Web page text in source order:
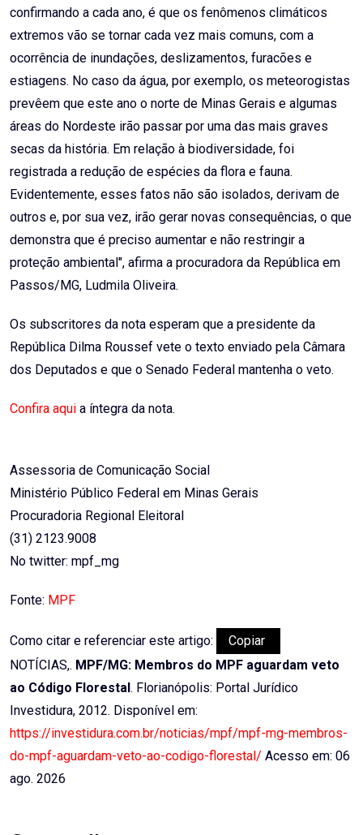
confirmando a cada ano, é que os fenômenos climáticos
extremos vão se tornar cada vez mais comuns, com a
ocorrência de inundações, deslizamentos, furacões e
estiagens. No caso da água, por exemplo, os meteorogistas
prevêem que este ano o norte de Minas Gerais e algumas
áreas do Nordeste irão passar por uma das mais graves
secas da história. Em relação à biodiversidade, foi
registrada a redução de espécies da flora e fauna.
Evidentemente, esses fatos não são isolados, derivam de
outros e, por sua vez, irão gerar novas consequências, o que
demonstra que é preciso aumentar e não restringir a
proteção ambiental", afirma a procuradora da República em
Passos/MG, Ludmila Oliveira.
Os subscritores da nota esperam que a presidente da
República Dilma Roussef vete o texto enviado pela Câmara
dos Deputados e que o Senado Federal mantenha o veto.
Confira aqui a íntegra da nota.
Assessoria de Comunicação Social
Ministério Público Federal em Minas Gerais
Procuradoria Regional Eleitoral
(31) 2123.9008
No twitter: mpf_mg
Fonte: MPF
Como citar e referenciar este artigo:
Copiar
NOTÍCIAS,. MPF/MG: Membros do MPF aguardam veto
ao Código Florestal . Florianópolis: Portal Jurídico
Investidura, 2012. Disponível em:
https://investidura.com.br/noticias/mpf/mpf-mg-membros-
do-mpf-aguardam-veto-ao-codigo-florestal/ Acesso em: 06
ago. 2026